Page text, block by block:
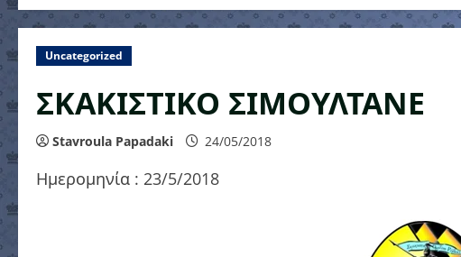
Uncategorized
ΣΚΑΚΙΣΤΙΚΟ ΣΙΜΟΥΛΤΑΝΕ
Stavroula Papadaki 24/05/2018
Ημερομηνία : 23/5/2018